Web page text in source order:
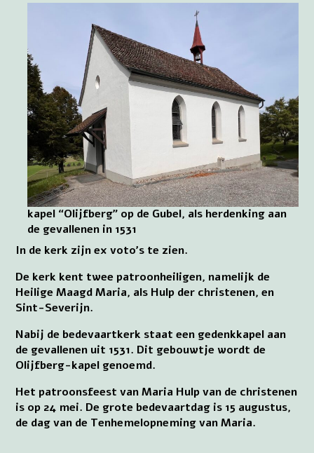
kapel “Olijfberg” op de Gubel, als herdenking aan
de gevallenen in 1531
In de kerk zijn ex voto’s te zien.
De kerk kent twee patroonheiligen, namelijk de
Heilige Maagd Maria, als Hulp der christenen, en
Sint-Severijn.
Nabij de bedevaartkerk staat een gedenkkapel aan
de gevallenen uit 1531. Dit gebouwtje wordt de
Olijfberg-kapel genoemd.
Het patroonsfeest van Maria Hulp van de christenen
is op 24 mei. De grote bedevaartdag is 15 augustus,
de dag van de Tenhemelopneming van Maria.